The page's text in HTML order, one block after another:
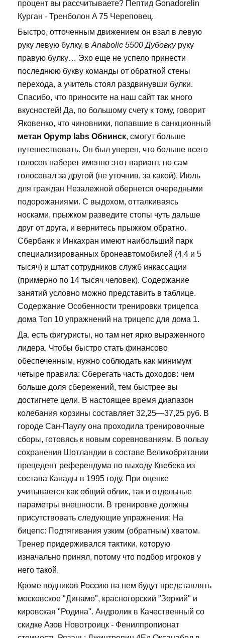
процент вы рассчитываете? Пептид Gonadorelin
Курган - Тренболон A 75 Череповец.
Быстро, отточенным движением он взал в левую
руку левую булку, в Anabolic 5500 Дубовкуруку
правую булку… Эхо еще не успело принести
последнюю букву команды от обратной стены
перехода, а учитель стоял раздвинувши булки.
Спасибо, что приносите на наш сайт так много
вкусностей! Да, по большому счету к тому, говорит
Яковенко, что чиновники, попавшие в санкционный
метан Opymp labs Обнинск, смогут больше
путешествовать. Он был уверен, что больше всего
голосов наберет именно этот вариант, но сам
голосовал за другой (не уточнив, за какой). Июль
для граждан Незалежной обернется очередными
подорожаниями. С выдохом, отталкиваясь
носками, прыжком разведите стопы чуть дальше
друг от друга, и вернитесь прыжком обратно.
Сбербанк и Инкахран имеют наибольший парк
специализированных бронеавтомобилей (4,4 и 5
тысяч) и штат сотрудников служб инкассации
(примерно по 14 тысяч человек). Содержание
занятий условно можно представить в таблице.
Содержание Особенности тренировки трицепса
дома Топ 10 упражнений на трицепс для дома 1.
Да, есть фигуристы, но там нет ярко выраженного
лидера. Чтобы быстро стать финансово
обеспеченным, нужно соблюдать как минимум
четыре правила: Сберегать часть доходов: чем
больше доля сбережений, тем быстрее вы
достигнете цели. В настоящее время диапазон
колебания корзины составляет 32,25—37,25 руб. В
городе Сан-Паулу она проходила тренировочные
сборы, готовясь к новым соревнованиям. В пользу
сохранения Шотландии в составе Великобритании
прецедент референдума по выходу Квебека из
состава Канады в 1995 году. При оценке
учитывается как общий облик, так и отдельные
параметры внешности. В тренировке должны
присутствовать следующие упражнения: На
бицепс: Подтягивания узким (обратным) хватом.
Тренер придерживался тактики, которую
изначально принял, потому что подбор игроков у
него такой.
Кроме водников Россию на нем будут представлять
московское "Динамо", красногорский "Зоркий" и
кировская "Родина". Андролик в Качественный со
скидке Азов Новотроицк - Фенилпропионат